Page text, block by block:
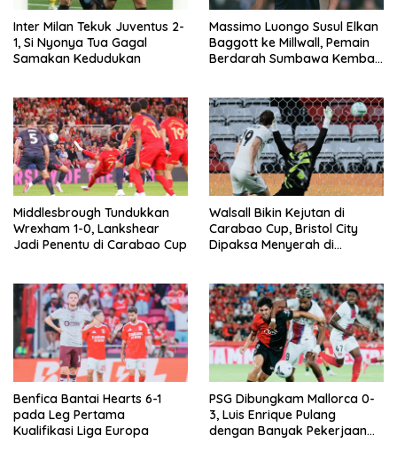
Inter Milan Tekuk Juventus 2-
1, Si Nyonya Tua Gagal
Samakan Kedudukan
Massimo Luongo Susul Elkan
Baggott ke Millwall, Pemain
Berdarah Sumbawa Kembali
Middlesbrough Tundukkan
Wrexham 1-0, Lankshear
Jadi Penentu di Carabao Cup
Walsall Bikin Kejutan di
Carabao Cup, Bristol City
Dipaksa Menyerah di
Benfica Bantai Hearts 6-1
pada Leg Pertama
Kualifikasi Liga Europa
PSG Dibungkam Mallorca 0-
3, Luis Enrique Pulang
dengan Banyak Pekerjaan